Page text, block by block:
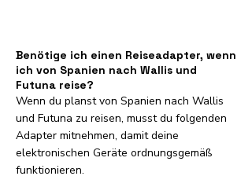
Benötige ich einen Reiseadapter, wenn
ich von Spanien nach Wallis und
Futuna reise?
Wenn du planst von Spanien nach Wallis
und Futuna zu reisen, musst du folgenden
Adapter mitnehmen, damit deine
elektronischen Geräte ordnungsgemäß
funktionieren.